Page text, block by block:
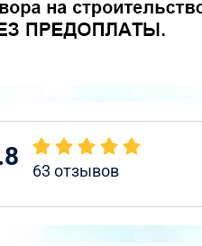
63 отзывов